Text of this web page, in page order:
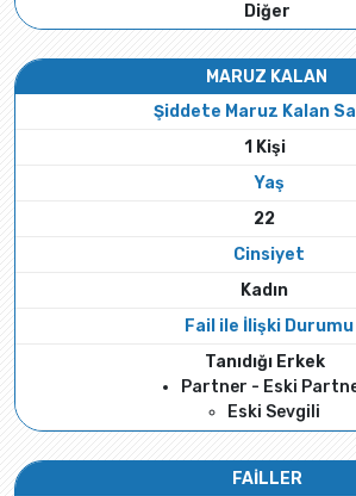
Diğer
MARUZ KALAN
Şiddete Maruz Kalan
1 Kişi
Yaş
22
Cinsiyet
Kadın
Fail ile İlişki Durumu
Tanıdığı Erkek
Partner - Eski
Eski Sevgili
FAİLLER